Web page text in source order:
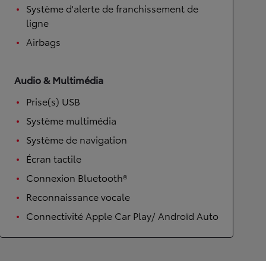
Système d'alerte de franchissement de
ligne
Airbags
Audio & Multimédia
Prise(s) USB
Système multimédia
Système de navigation
Écran tactile
Connexion Bluetooth®
Reconnaissance vocale
Connectivité Apple Car Play/ Androïd Auto